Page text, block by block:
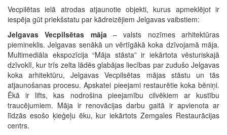
Vecpilētas ielā atrodas atjaunotie objekti, kurus apmeklējot ir
iespēja gūt priekšstatu par kādreizējiem Jelgavas vaibstiem:
Jelgavas Vecpilsētas māja– valsts nozīmes arhitektūras
piemineklis. Jelgavas senākā un vērtīgākā koka dzīvojamā māja.
Multimediāla ekspozīcija “Māja stāsta” ir iekārtota vēsturiskajā
dzīvoklī, kur trīs zelta lādēs glabājas liecības par zudušo Jelgavas
koka arhitektūru, Jelgavas Vecpilsētas mājas stāstu un tās
atjaunošanas procesu. Apskatei pieejami restaurētie koka bēniņi.
Ēkā ir lifts, kas nodrošina pieejamību cilvēkiem ar kustību
traucējumiem. Māja ir renovācijas darbu gaitā ir apvienota ar
līdzās esošo ķieģeļu ēku, kur iekārtots Zemgales Restaurācijas
centrs.